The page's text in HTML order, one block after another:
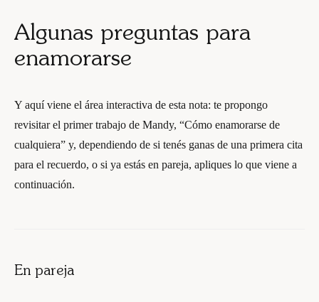
Algunas preguntas para
enamorarse
Y aquí viene el área interactiva de esta nota: te propongo
revisitar el primer trabajo de Mandy, “Cómo enamorarse de
cualquiera” y, dependiendo de si tenés ganas de una primera cita
para el recuerdo, o si ya estás en pareja, apliques lo que viene a
continuación.
En pareja